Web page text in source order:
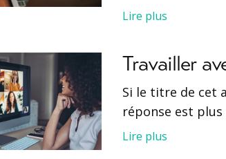
Lire plus
Travailler
Si le titre de cet
réponse est
Lire plus